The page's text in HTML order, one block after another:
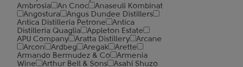
Ambrosia
An Cnoc
Anaseuli Kombinat
Angostura
Angus Dundee Distillers
Antica Distilleria Petrone
Antica
Distilleria Quaglia
Appleton Estate
APU Company
Aratta Distillery
Arcane
Arcon
Ardbeg Aregak
Arette
Armando Bermudez & Co
Armenia
Wine
Arthur Bell & Sons
Asahi Shuzo